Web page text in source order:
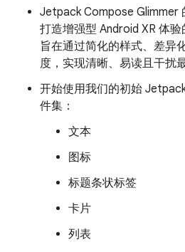
Jetpack Compose Glimmer
打造增强型 Android XR 体验
旨在通过简化的样式、差异
度，实现清晰、易读且干扰
开始使用我们的初始
件集：
文本
图标
标题条状标签
卡片
列表